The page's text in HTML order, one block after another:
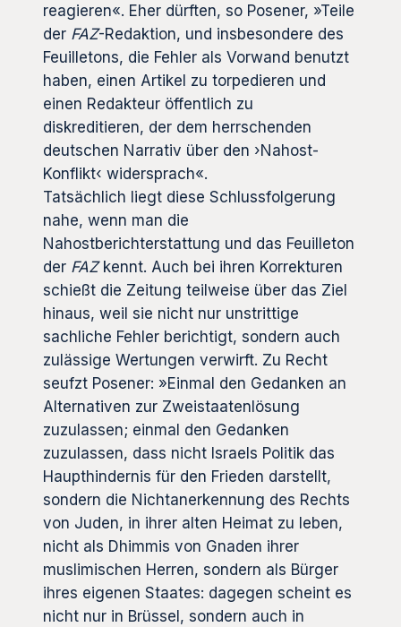
reagieren«. Eher dürften, so Posener, »Teile
der FAZ-Redaktion, und insbesondere des
Feuilletons, die Fehler als Vorwand benutzt
haben, einen Artikel zu torpedieren und
einen Redakteur öffentlich zu
diskreditieren, der dem herrschenden
deutschen Narrativ über den ›Nahost-
Konflikt‹ widersprach«.
Tatsächlich liegt diese Schlussfolgerung
nahe, wenn man die
Nahostberichterstattung und das Feuilleton
der FAZkennt. Auch bei ihren Korrekturen
schießt die Zeitung teilweise über das Ziel
hinaus, weil sie nicht nur unstrittige
sachliche Fehler berichtigt, sondern auch
zulässige Wertungen verwirft. Zu Recht
seufzt Posener: »Einmal den Gedanken an
Alternativen zur Zweistaatenlösung
zuzulassen; einmal den Gedanken
zuzulassen, dass nicht Israels Politik das
Haupthindernis für den Frieden darstellt,
sondern die Nichtanerkennung des Rechts
von Juden, in ihrer alten Heimat zu leben,
nicht als Dhimmis von Gnaden ihrer
muslimischen Herren, sondern als Bürger
ihres eigenen Staates: dagegen scheint es
nicht nur in Brüssel, sondern auch in